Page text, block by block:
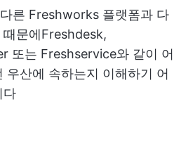
른 Freshworks 플랫폼과 다
문에Freshdesk,
또는 Freshservice와 같이 어
우산에 속하는지 이해하기 어
다